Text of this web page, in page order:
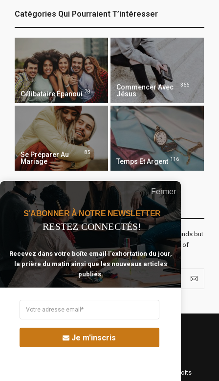
Catégories Qui Pourraient T’intéresser
Célibataire Épanoui 78
Commencer Avec
Jésus
366
Se Préparer Au
Mariage
85
Temps Et Argent 116
Recevoir Notre Newsletter Chaque Matin
The real voyage of discovery consists not in seeking new lands but
seeing with new eyes. All journeys have secret destinations of
which the traveler is unaware.
©Fréquence Chrétienne Production 2016-2025. Tous droits
Fermer
S'ABONNER À NOTRE NEWSLETTER
RESTEZ CONNECTÉS!
Recevez dans votre boîte email l'exhortation du jour,
la prière du matin ainsi que les nouveaux articles
publiés.
Je m'inscris